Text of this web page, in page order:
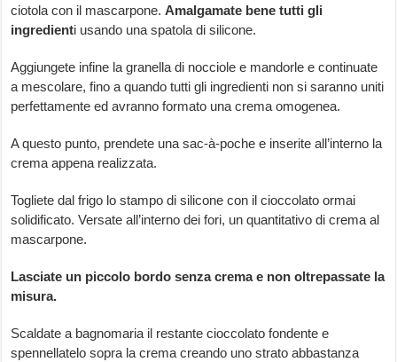
ciotola con il mascarpone.Amalgamate bene tutti gli
ingredienti usando una spatola di silicone.
Aggiungete infine la granella di nocciole e mandorle e continuate
a mescolare, fino a quando tutti gli ingredienti non si saranno uniti
perfettamente ed avranno formato una crema omogenea.
A questo punto, prendete una sac-à-poche e inserite all’interno la
crema appena realizzata.
Togliete dal frigo lo stampo di silicone con il cioccolato ormai
solidificato. Versate all’interno dei fori, un quantitativo di crema al
mascarpone.
Lasciate un piccolo bordo senza crema e non oltrepassate la
misura.
Scaldate a bagnomaria il restante cioccolato fondente e
spennellatelo sopra la crema creando uno strato abbastanza